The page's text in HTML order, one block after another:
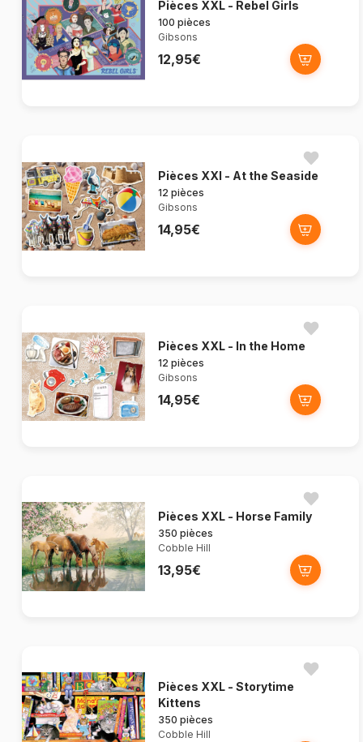
Pièces XXL - Rebel Girls
100 pièces
Gibsons
12,95€
Pièces XXl - At the Seaside
12 pièces
Gibsons
14,95€
Pièces XXL - In the Home
12 pièces
Gibsons
14,95€
Pièces XXL - Horse Family
350 pièces
Cobble Hill
13,95€
Pièces XXL - Storytime
Kittens
350 pièces
Cobble Hill